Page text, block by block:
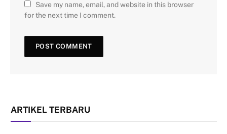
Save my name, email, and website in this browser
for the next time I comment.
ARTIKEL TERBARU